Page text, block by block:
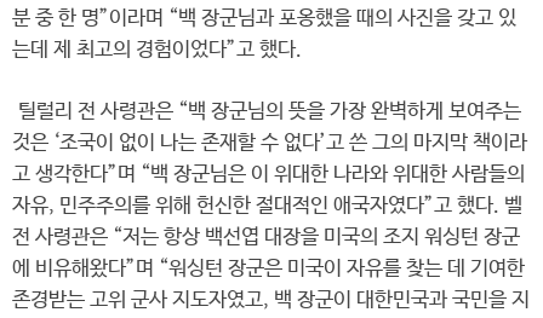
분 중 한 명”이라며 “백 장군님과 포옹했을 때의 사진을 갖고 있
는데 제 최고의 경험이었다”고 했다.
틸럴리 전 사령관은 “백 장군님의 뜻을 가장 완벽하게 보여주는
것은 ‘조국이 없이 나는 존재할 수 없다’고 쓴 그의 마지막 책이라
고 생각한다”며 “백 장군님은 이 위대한 나라와 위대한 사람들의
자유, 민주주의를 위해 헌신한 절대적인 애국자였다”고 했다. 벨
전 사령관은 “저는 항상 백선엽 대장을 미국의 조지 워싱턴 장군
에 비유해왔다”며 “워싱턴 장군은 미국이 자유를 찾는 데 기여한
존경받는 고위 군사 지도자였고, 백 장군이 대한민국과 국민을 지